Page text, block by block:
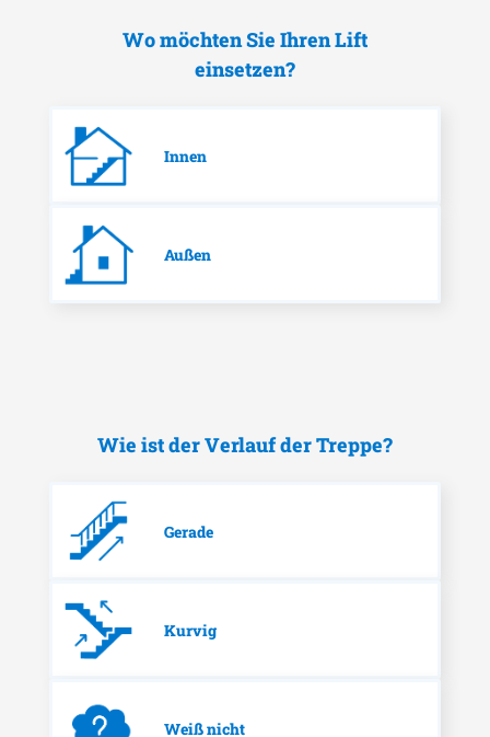
Wo möchten Sie Ihren Lift
einsetzen?
Innen
Außen
Wie ist der Verlauf der Treppe?
Gerade
Kurvig
Weiß nicht